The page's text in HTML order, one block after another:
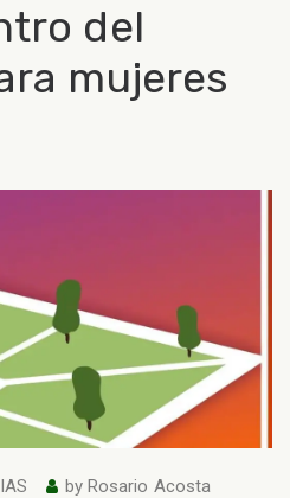
del
mujeres
by Rosario Acosta